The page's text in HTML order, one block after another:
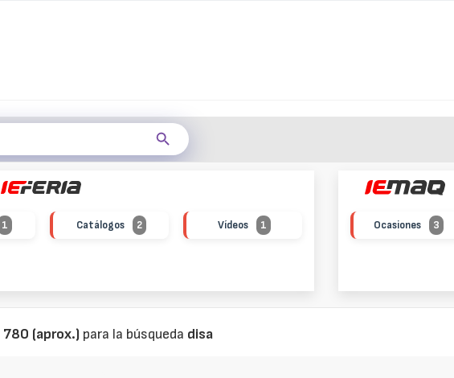
1 Catálogos 2 Vídeos 1 Ocasiones 3
780 (aprox.) para la búsqueda disa